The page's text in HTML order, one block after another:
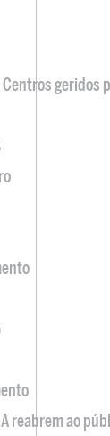
geridos
reabrem ao